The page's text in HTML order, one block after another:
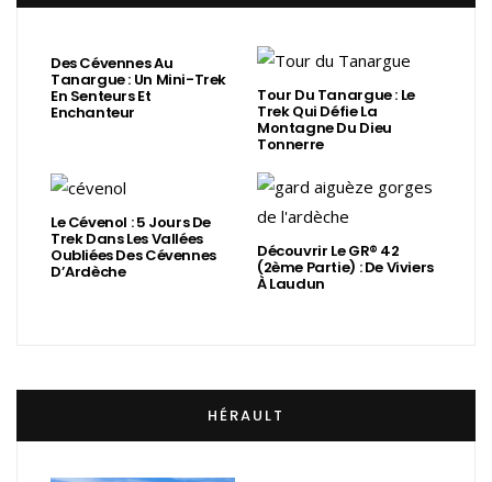
Des Cévennes Au
Tanargue : Un Mini-Trek
En Senteurs Et
Enchanteur
Tour Du Tanargue : Le
Trek Qui Défie La
Montagne Du Dieu
Tonnerre
Le Cévenol : 5 Jours De
Trek Dans Les Vallées
Oubliées Des Cévennes
D’Ardèche
Découvrir Le GR® 42
(2ème Partie) : De Viviers
À Laudun
HÉRAULT